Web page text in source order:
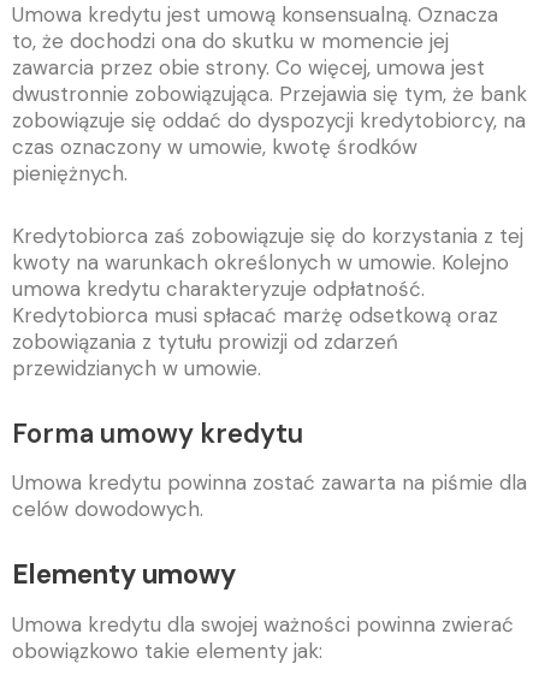
Umowa kredytu jest umową konsensualną. Oznacza
to, że dochodzi ona do skutku w momencie jej
zawarcia przez obie strony. Co więcej, umowa jest
dwustronnie zobowiązująca. Przejawia się tym, że bank
zobowiązuje się oddać do dyspozycji kredytobiorcy, na
czas oznaczony w umowie, kwotę środków
pieniężnych.
Kredytobiorca zaś zobowiązuje się do korzystania z tej
kwoty na warunkach określonych w umowie. Kolejno
umowa kredytu charakteryzuje odpłatność.
Kredytobiorca musi spłacać marżę odsetkową oraz
zobowiązania z tytułu prowizji od zdarzeń
przewidzianych w umowie.
Forma umowy kredytu
Umowa kredytu powinna zostać zawarta na piśmie dla
celów dowodowych.
Elementy umowy
Umowa kredytu dla swojej ważności powinna zwierać
obowiązkowo takie elementy jak: